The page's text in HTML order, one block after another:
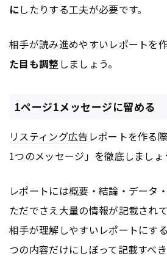
にしたりする工夫が必要です。
相手が読み進めやすいレポートを作
た目も調整しましょう。
1ページ1メッセージに留める
リスティング広告 レポートを作る
1つのメッセージ」を徹底しましょ
レポートには概要・結論・データ
ただでさえ大量の情報が記載され
相手が理解しやすいレポートにす
つの内容だけにしぼって記載すべき